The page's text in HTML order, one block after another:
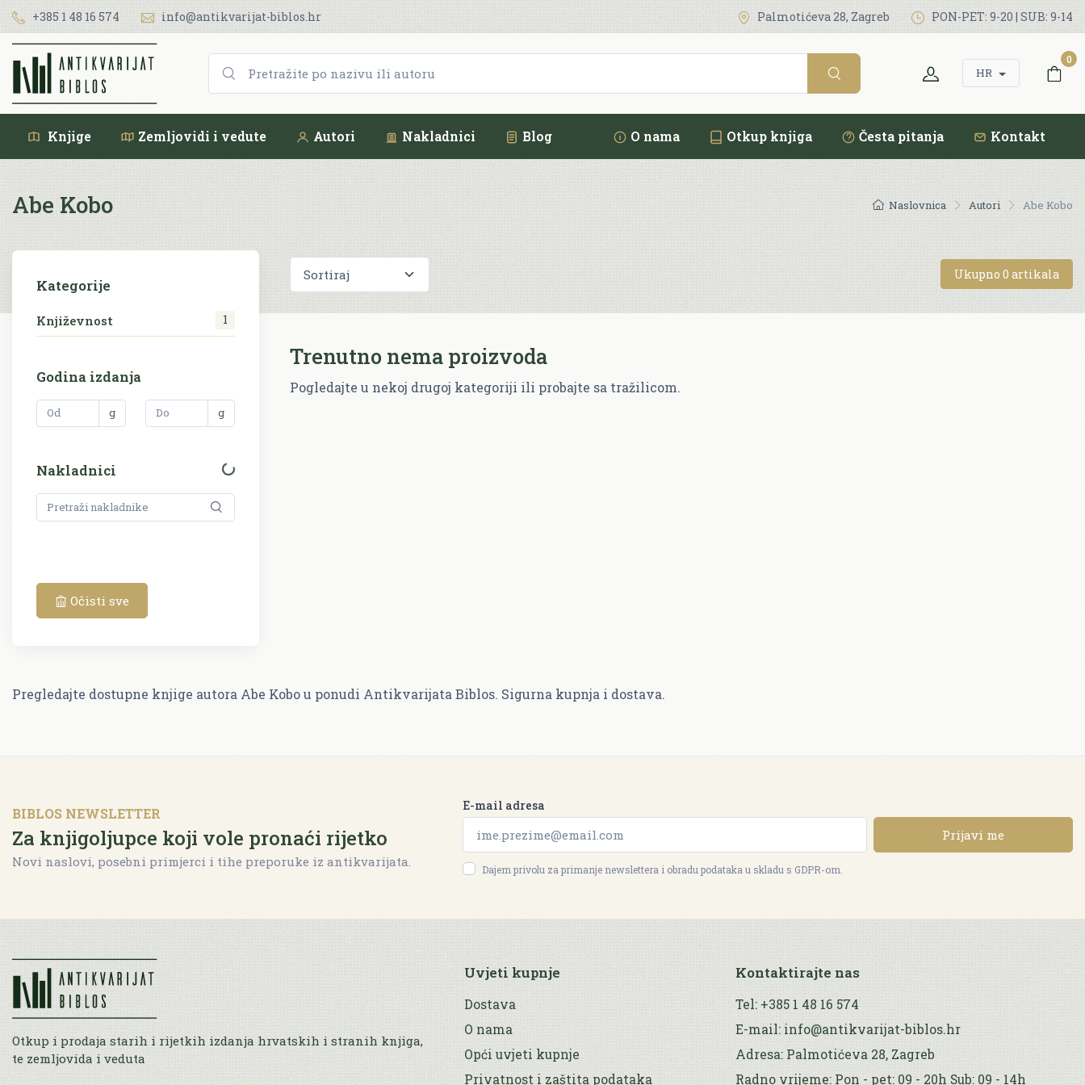
+385 1 48 16 574 info@antikvarijat-biblos.hr Palmotićeva 28, Zagreb PON-PET: 9-20 | SUB: 9-14
HR
0
Knjige Zemljovidi i vedute Autori Nakladnici Blog O nama Otkup knjiga Česta pitanja Kontakt
Naslovnica Autori Abe Kobo
Abe Kobo
Kategorije
Književnost 1
Godina izdanja
g g
Nakladnici
Očisti sve
Ukupno 0 artikala
Trenutno nema proizvoda
Pogledajte u nekoj drugoj kategoriji ili probajte sa tražilicom.
Pregledajte dostupne knjige autora Abe Kobo u ponudi Antikvarijata Biblos. Sigurna kupnja i dostava.
BIBLOS NEWSLETTER
Za knjigoljupce koji vole pronaći rijetko
Novi naslovi, posebni primjerci i tihe preporuke iz antikvarijata.
E-mail adresa
Prijavi me
Dajem privolu za primanje newslettera i obradu podataka u skladu s GDPR-om.
Otkup i prodaja starih i rijetkih izdanja hrvatskih i stranih knjiga,
te zemljovida i veduta
Uvjeti kupnje
Dostava
O nama
Opći uvjeti kupnje
Privatnost i zaštita podataka
Kontaktirajte nas
Tel: +385 1 48 16 574
E-mail: info@antikvarijat-biblos.hr
Adresa: Palmotićeva 28, Zagreb
Radno vrijeme: Pon - pet: 09 - 20h Sub: 09 - 14h